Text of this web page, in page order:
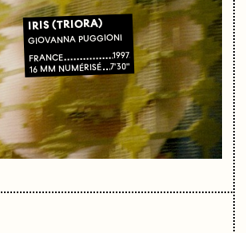
IRIS (TRIORA)
GIOVANNA PUGGIONI
FRANCE 1997
16 MM NUMÉRISÉ 7'30"